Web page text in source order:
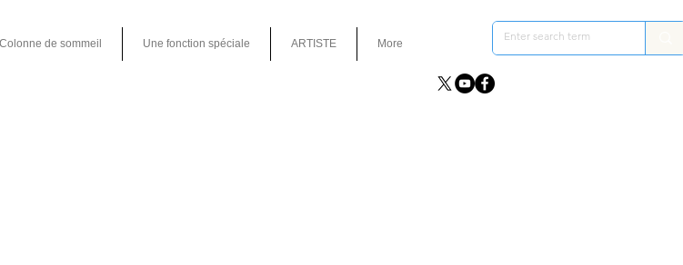
Colonne de sommeil Une fonction spéciale ARTISTE More